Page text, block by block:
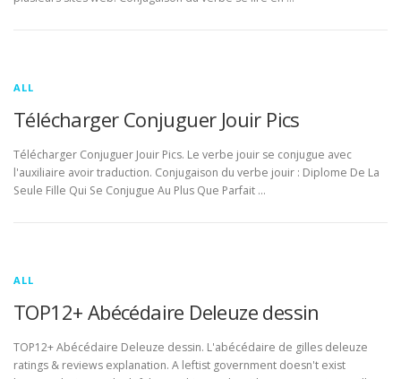
ALL
Télécharger Conjuguer Jouir Pics
Télécharger Conjuguer Jouir Pics. Le verbe jouir se conjugue avec
l'auxiliaire avoir traduction. Conjugaison du verbe jouir : Diplome De La
Seule Fille Qui Se Conjugue Au Plus Que Parfait …
ALL
TOP12+ Abécédaire Deleuze dessin
TOP12+ Abécédaire Deleuze dessin. L'abécédaire de gilles deleuze
ratings & reviews explanation. A leftist government doesn't exist